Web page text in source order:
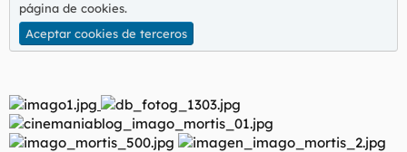
página de cookies.
Aceptar cookies de terceros